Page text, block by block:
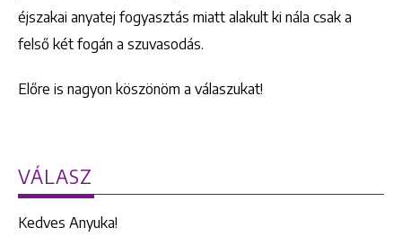
éjszakai anyatej fogyasztás miatt alakult ki nála csak a
felső két fogán a szuvasodás.
Előre is nagyon köszönöm a válaszukat!
VÁLASZ
Kedves Anyuka!